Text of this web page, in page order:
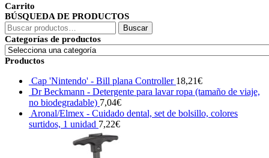
era:
27,99€.
es:
Carrito
BÚSQUEDA DE PRODUCTOS
Buscar
por:
Buscar
Categorías de productos
Productos
Cap 'Nintendo' - Bill plana Controller 18,21€
Dr Beckmann - Detergente para lavar ropa (tamaño de viaje,
no biodegradable) 7,04€
Aronal/Elmex - Cuidado dental, set de bolsillo, colores
surtidos, 1 unidad 7,22€